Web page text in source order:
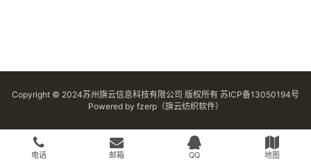
Copyright © 2024苏州旗云信息科技有限公司 版权所有 苏ICP备13050194号
Powered by fzerp（旗云纺织软件）
电话 邮箱 QQ 地图